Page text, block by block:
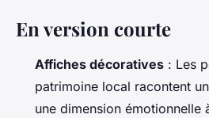
En version courte
Affiches décoratives : Les
patrimoine local racontent
une dimension émotionnelle